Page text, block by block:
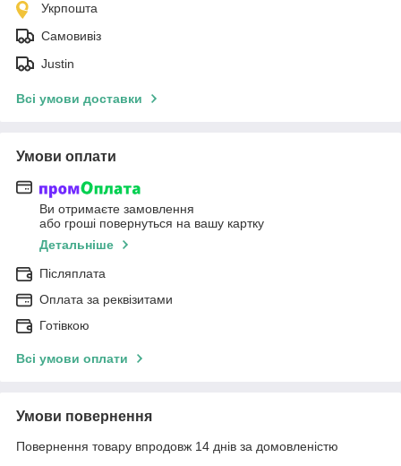
Укрпошта
Самовивіз
Justin
Всі умови доставки
Умови оплати
Ви отримаєте замовлення
або гроші повернуться на вашу картку
Детальніше
Післяплата
Оплата за реквізитами
Готівкою
Всі умови оплати
Умови повернення
Повернення товару впродовж 14 днів за домовленістю